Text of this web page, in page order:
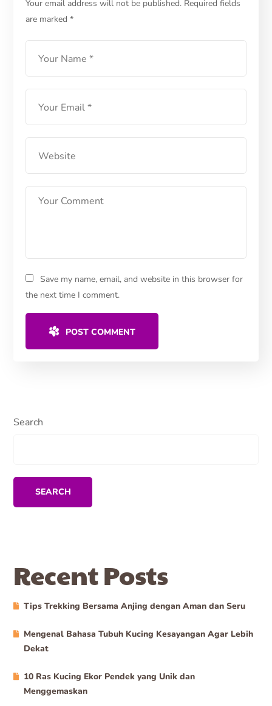
Berikut!
LEARN MORE
Your email address will not be published. Required fields
are marked*
Save my name, email, and website in this browser for
the next time I comment.
POST COMMENT
Search
SEARCH
Recent Posts
Tips Trekking Bersama Anjing dengan Aman dan Seru
Mengenal Bahasa Tubuh Kucing Kesayangan Agar Lebih
Dekat
10 Ras Kucing Ekor Pendek yang Unik dan
Menggemaskan